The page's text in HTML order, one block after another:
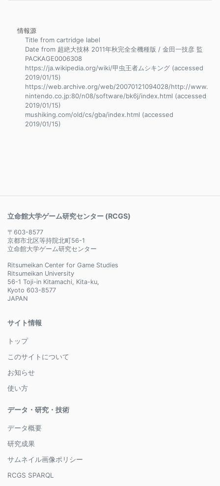
情報源
Title from cartridge label
Date from 超絶大技林 2011年秋完全全機種版 / 金田一技彦 監
PACKAGE0006308
https://ja.wikipedia.org/wiki/甲虫王者ムシキング (accessed
2019/01/15)
https://web.archive.org/web/20070121094028/http://www.
nintendo.co.jp:80/n08/software/bk6j/index.html (accessed
2019/01/15)
mushiking.com/old/cs/gba/index.html (accessed
2019/01/15)
立命館大学ゲーム研究センター (RCGS)
〒603-8577
京都市北区等持院北町56-1
立命館大学ゲーム研究センター
Ritsumeikan Center for Game Studies
Ritsumeikan University
56-1 Toji-in Kitamachi, Kita-ku,
Kyoto 603-8577
JAPAN
サイト情報
トップ
このサイトについて
お知らせ
使い方
データ・研究・技術
データ概要
研究成果
サムネイル画像ポリシー
RCGS SPARQL